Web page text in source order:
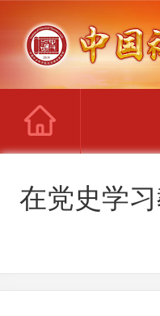
在党史学